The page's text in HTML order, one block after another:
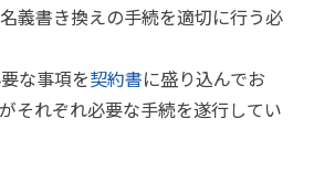
義書き換えの手続を適切に行う必
な事項を契約書に盛り込んでお
それぞれ必要な手続を遂行してい